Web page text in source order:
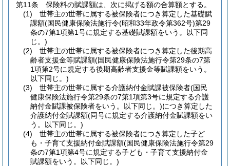
第11条
保険料の賦課額は、次に掲げる額の合算額とする。
(1)
世帯主の世帯に属する被保険者につき算定した基礎賦
課額(国民健康保険法施行令(昭和33年政令第362号)第29
条の7第1項第1号に規定する基礎賦課額をいう。以下同
じ。)
(2)
世帯主の世帯に属する被保険者につき算定した後期高
齢者支援金等賦課額(国民健康保険法施行令第29条の7第
1項第2号に規定する後期高齢者支援金等賦課額をいう。
以下同じ。)
(3)
世帯主の世帯に属する介護納付金賦課被保険者(国民
健康保険法施行令第29条の7第1項第3号に規定する介護
納付金賦課被保険者をいう。以下同じ。)につき算定した
介護納付金賦課額(同号に規定する介護納付金賦課額をい
う。以下同じ。)
(4)
世帯主の世帯に属する被保険者につき算定した子ど
も・子育て支援納付金賦課額(国民健康保険法施行令第29
条の7第1項第4号に規定する子ども・子育て支援納付金
賦課額をいう。以下同じ。)